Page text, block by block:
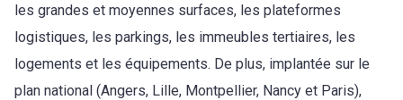
les grandes et moyennes surfaces, les plateformes
logistiques, les parkings, les immeubles tertiaires, les
logements et les équipements. De plus, implantée sur le
plan national (Angers, Lille, Montpellier, Nancy et Paris),